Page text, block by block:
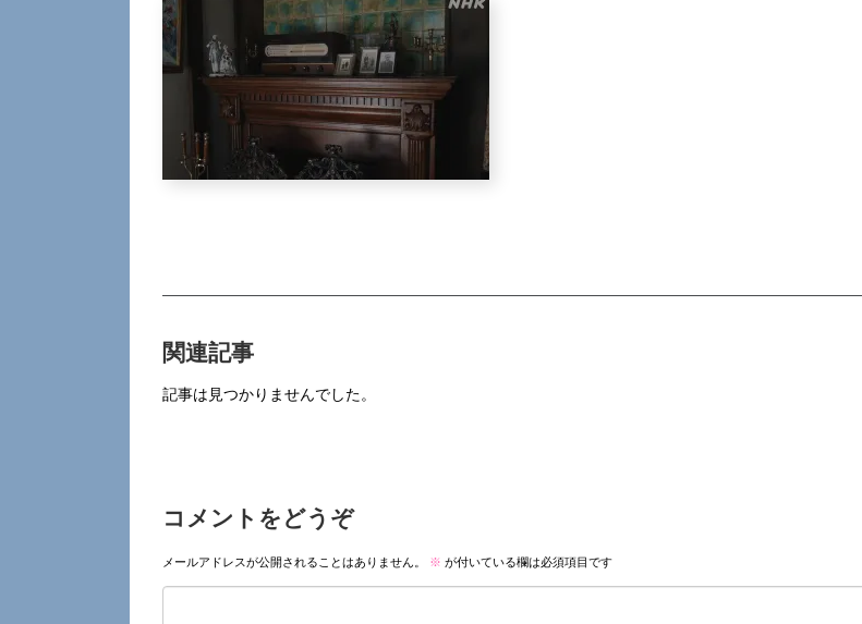
関連記事
記事は見つかりませんでした。
コメントをどうぞ
メールアドレスが公開されることはありません。 ※ が付いている欄は必須項目です